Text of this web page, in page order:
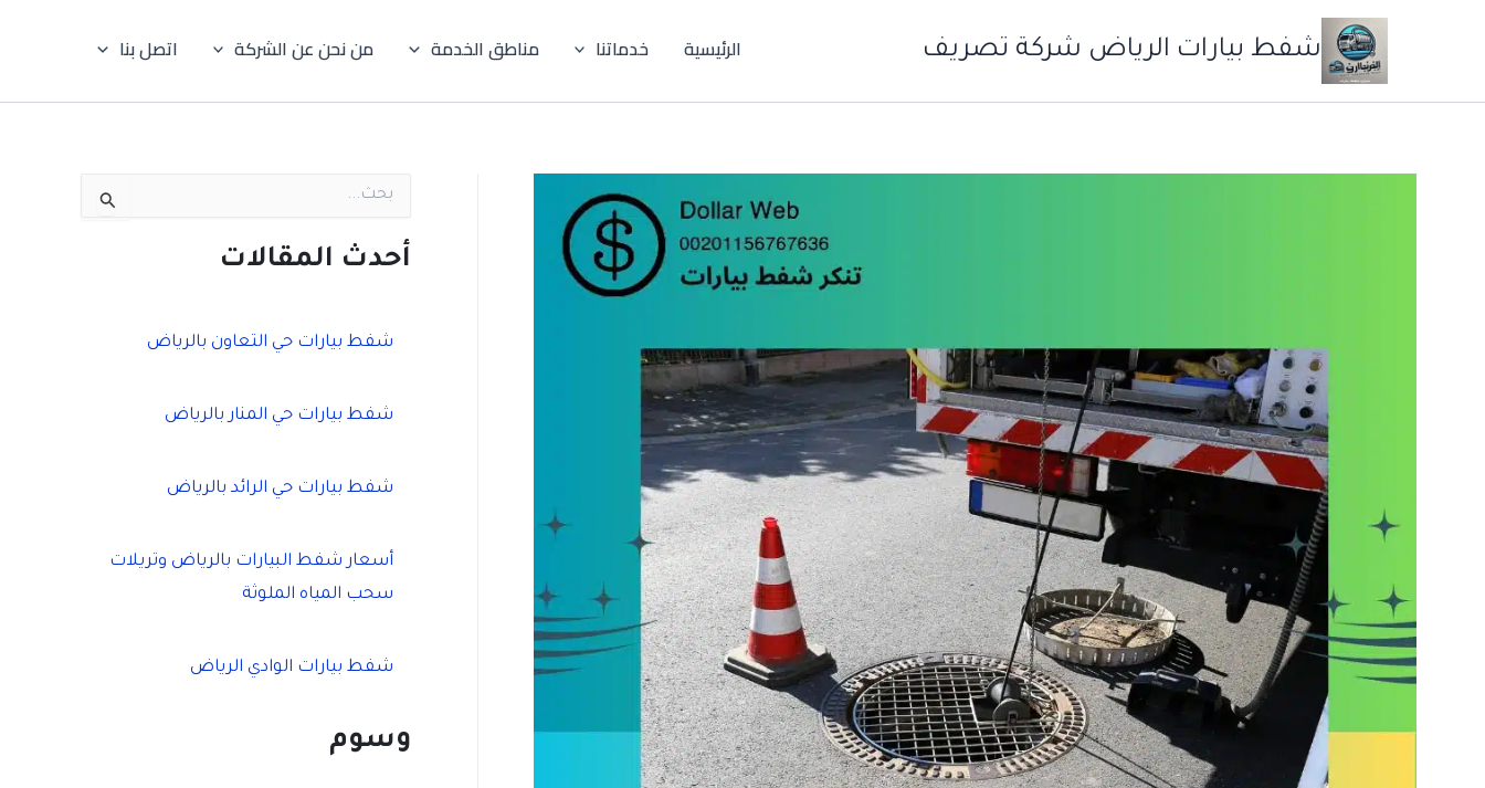
شفط بيارات الرياض شركة تصريف الرئيسية خدماتنا مناطق الخدمة من نحن عن الشركة اتصل بنا
حأحدث المقالات
شفط بيارات حي التعاون بالرياض
شفط بيارات حي المنار بالرياض
شفط بيارات حي الرائد بالرياض
أسعار شفط البيارات بالرياض وتريلات
سحب المياه الملوثة
شفط بيارات الوادي الرياض
وسوم